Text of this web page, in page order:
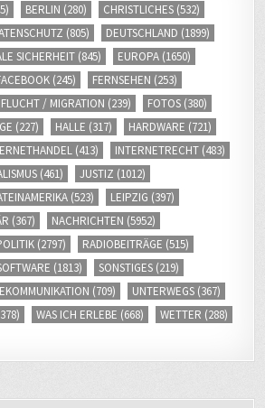
BERLIN (280) CHRISTLICHES (532)
(805) DEUTSCHLAND (1899)
SICHERHEIT (845) EUROPA (1650)
(245) FERNSEHEN (253)
FLUCHT / MIGRATION (239) FOTOS (380)
(227) HALLE (317) HARDWARE (721)
(413) INTERNETRECHT (483)
(461) JUSTIZ (1012)
(523) LEIPZIG (397)
(367) NACHRICHTEN (5952)
(2797) RADIOBEITRÄGE (515)
(1813) SONSTIGES (219)
(709) UNTERWEGS (367)
WAS ICH ERLEBE (668) WETTER (288)